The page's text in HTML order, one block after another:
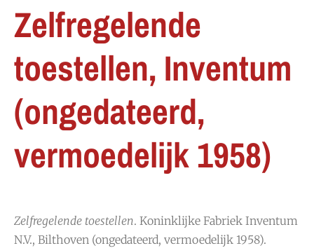
Zelfregelende
toestellen, Inventum
(ongedateerd,
vermoedelijk 1958)
Zelfregelende toestellen. Koninklijke Fabriek Inventum
N.V., Bilthoven (ongedateerd, vermoedelijk 1958).